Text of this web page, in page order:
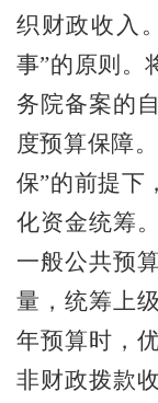
织财政收入
事”的原则。
务院备案的
度预算保障。
保”的前提下，
化资金统筹
一般公共预
量，统筹上
年预算时，
非财政拨款